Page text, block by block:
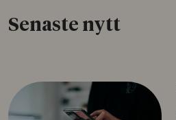
Senaste nytt